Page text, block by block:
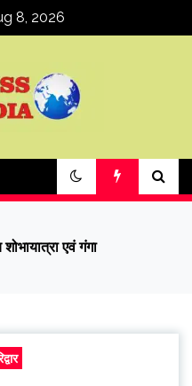
8, 2026
एवं गंगा